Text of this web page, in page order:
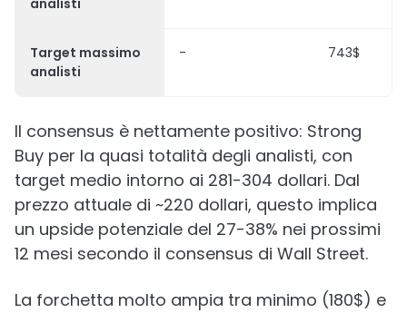
analisti
Target massimo
analisti
- 743$
Il consensus è nettamente positivo: Strong
Buy per la quasi totalità degli analisti, con
target medio intorno ai 281-304 dollari. Dal
prezzo attuale di ~220 dollari, questo implica
un upside potenziale del 27-38% nei prossimi
12 mesi secondo il consensus di Wall Street.
La forchetta molto ampia tra minimo (180$) e